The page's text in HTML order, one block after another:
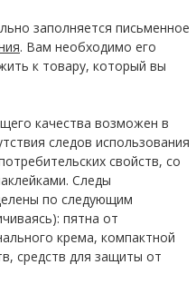
заполняется письменное
. Вам необходимо его
к товару, который вы
качества возможен в
следов использования
свойств, со
Следы
по следующим
пятна от
крема, компактной
средств для защиты от